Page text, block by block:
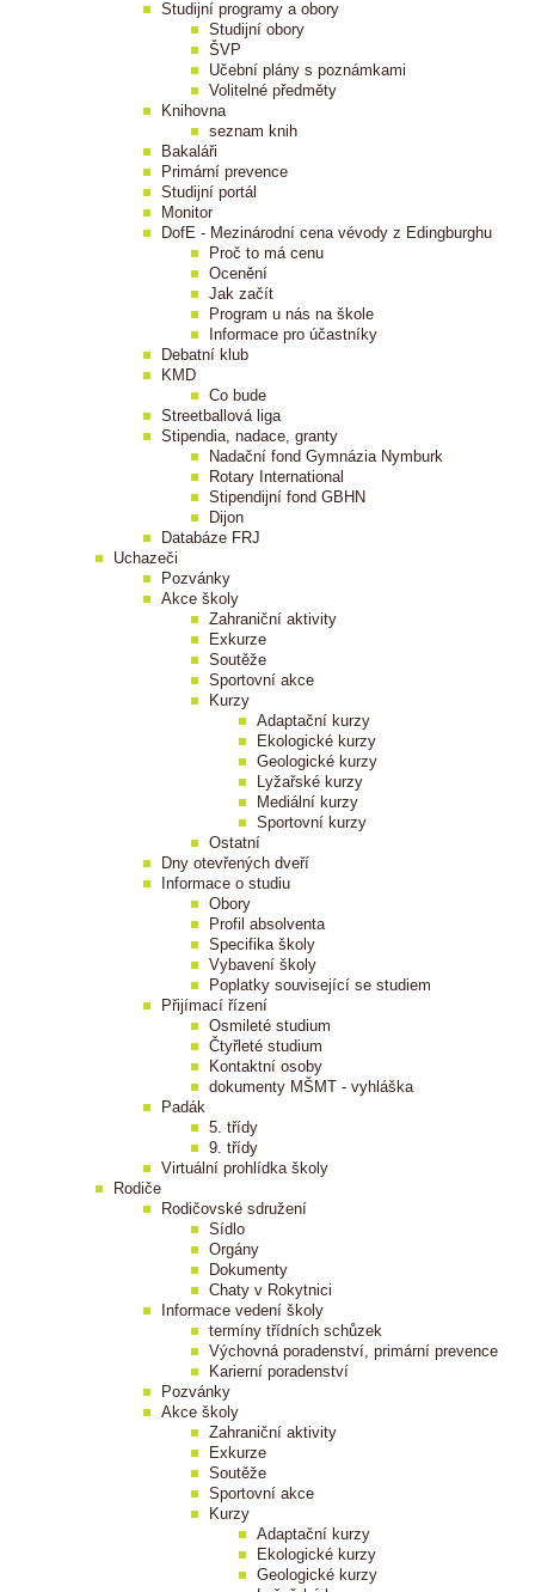
Studijní programy a obory
Studijní obory
ŠVP
Učební plány s poznámkami
Volitelné předměty
Knihovna
seznam knih
Bakaláři
Primární prevence
Studijní portál
Monitor
DofE - Mezinárodní cena vévody z Edingburghu
Proč to má cenu
Ocenění
Jak začít
Program u nás na škole
Informace pro účastníky
Debatní klub
KMD
Co bude
Streetballová liga
Stipendia, nadace, granty
Nadační fond Gymnázia Nymburk
Rotary International
Stipendijní fond GBHN
Dijon
Databáze FRJ
Uchazeči
Pozvánky
Akce školy
Zahraniční aktivity
Exkurze
Soutěže
Sportovní akce
Kurzy
Adaptační kurzy
Ekologické kurzy
Geologické kurzy
Lyžařské kurzy
Mediální kurzy
Sportovní kurzy
Ostatní
Dny otevřených dveří
Informace o studiu
Obory
Profil absolventa
Specifika školy
Vybavení školy
Poplatky související se studiem
Přijímací řízení
Osmileté studium
Čtyřleté studium
Kontaktní osoby
dokumenty MŠMT - vyhláška
Padák
5. třídy
9. třídy
Virtuální prohlídka školy
Rodiče
Rodičovské sdružení
Sídlo
Orgány
Dokumenty
Chaty v Rokytnici
Informace vedení školy
termíny třídních schůzek
Výchovná poradenství, primární prevence
Karierní poradenství
Pozvánky
Akce školy
Zahraniční aktivity
Exkurze
Soutěže
Sportovní akce
Kurzy
Adaptační kurzy
Ekologické kurzy
Geologické kurzy